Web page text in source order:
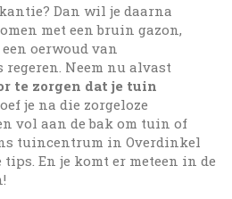
Dan wil je daarna
met een bruin gazon,
oerwoud van
Neem nu alvast
te zorgen dat je tuin
je na die zorgeloze
vol aan de bak om tuin of
tuincentrum in Overdinkel
En je komt er meteen in de